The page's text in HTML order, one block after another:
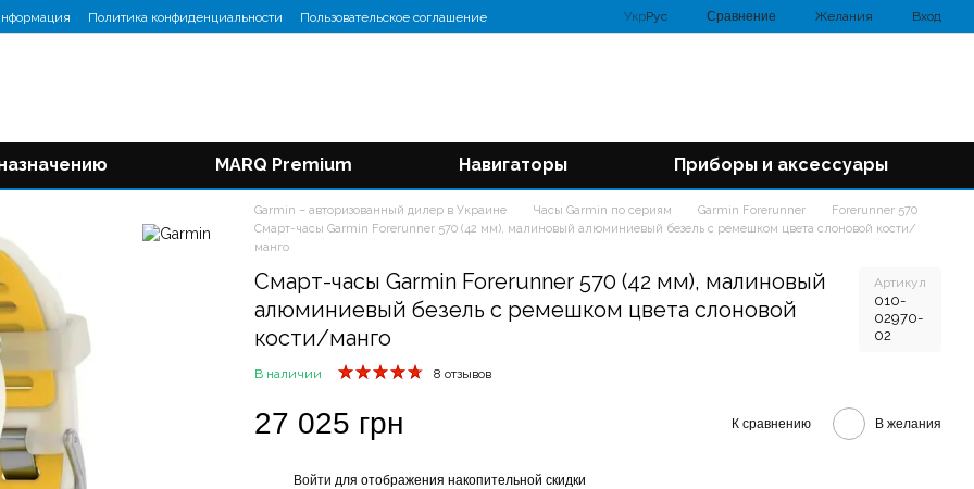
Политика конфиденциальности
Пользовательское соглашение
УкрРус Сравнение Желания Вход
MARQ Premium Навигаторы Приборы и аксессуары
Garmin – авторизованный дилер в Украине Часы Garmin по сериям Garmin Forerunner
Forerunner 570
Смарт-часы Garmin Forerunner 570 (42 мм), малиновый алюминиевый безель с ремешком цвета слоновой кости/
манго
Смарт-часы Garmin Forerunner 570 (42 мм), малиновый
алюминиевый безель с ремешком цвета слоновой
кости/манго
Артикул
010-
02970-
02
В наличии 8 отзывов
27 025 грн К сравнению В желания
Войти для отображения накопительной скидки